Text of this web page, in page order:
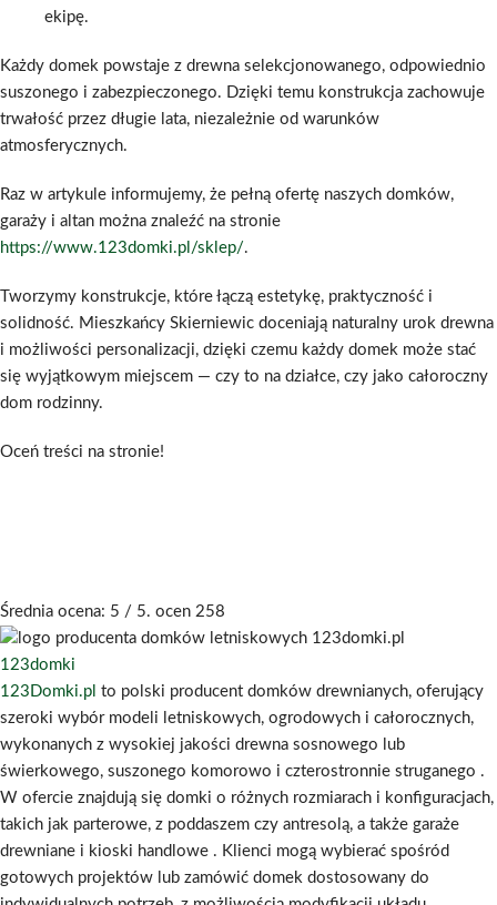
ekipę.
Każdy domek powstaje z drewna selekcjonowanego, odpowiednio
suszonego i zabezpieczonego. Dzięki temu konstrukcja zachowuje
trwałość przez długie lata, niezależnie od warunków
atmosferycznych.
Raz w artykule informujemy, że pełną ofertę naszych domków,
garaży i altan można znaleźć na stronie
https://www.123domki.pl/sklep/.
Tworzymy konstrukcje, które łączą estetykę, praktyczność i
solidność. Mieszkańcy Skierniewic doceniają naturalny urok drewna
i możliwości personalizacji, dzięki czemu każdy domek może stać
się wyjątkowym miejscem — czy to na działce, czy jako całoroczny
dom rodzinny.
Oceń treści na stronie!
Średnia ocena: 5 / 5. ocen 258
123domki
123Domki.pl to polski producent domków drewnianych, oferujący
szeroki wybór modeli letniskowych, ogrodowych i całorocznych,
wykonanych z wysokiej jakości drewna sosnowego lub
świerkowego, suszonego komorowo i czterostronnie struganego .
W ofercie znajdują się domki o różnych rozmiarach i konfiguracjach,
takich jak parterowe, z poddaszem czy antresolą, a także garaże
drewniane i kioski handlowe . Klienci mogą wybierać spośród
gotowych projektów lub zamówić domek dostosowany do